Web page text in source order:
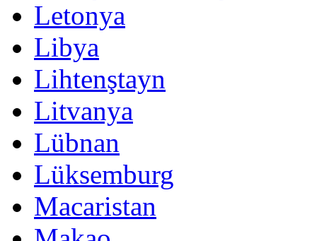
Letonya
Libya
Lihtenştayn
Litvanya
Lübnan
Lüksemburg
Macaristan